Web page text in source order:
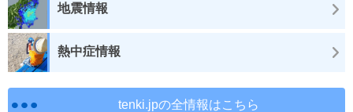
地震情報
熱中症情報
tenki.jpの全情報はこちら